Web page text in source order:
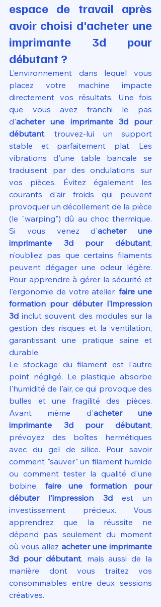
espace de travail après
avoir choisi d'acheter une
imprimante 3d pour
débutant ?
L'environnement dans lequel vous
placez votre machine impacte
directement vos résultats. Une fois
que vous avez franchi le pas
d'acheter une imprimante 3d pour
débutant, trouvez-lui un support
stable et parfaitement plat. Les
vibrations d'une table bancale se
traduisent par des ondulations sur
vos pièces. Évitez également les
courants d'air froids qui peuvent
provoquer un décollement de la pièce
(le "warping") dû au choc thermique.
Si vous venez d'acheter une
imprimante 3d pour débutant,
n'oubliez pas que certains filaments
peuvent dégager une odeur légère.
Pour apprendre à gérer la sécurité et
l'ergonomie de votre atelier, faire une
formation pour débuter l'impression
3d inclut souvent des modules sur la
gestion des risques et la ventilation,
garantissant une pratique saine et
durable.
Le stockage du filament est l'autre
point négligé. Le plastique absorbe
l'humidité de l'air, ce qui provoque des
bulles et une fragilité des pièces.
Avant même d'acheter une
imprimante 3d pour débutant,
prévoyez des boîtes hermétiques
avec du gel de silice. Pour savoir
comment "sauver" un filament humide
ou comment tester la qualité d'une
bobine, faire une formation pour
débuter l'impression 3d est un
investissement précieux. Vous
apprendrez que la réussite ne
dépend pas seulement du moment
où vous allez acheter une imprimante
3d pour débutant, mais aussi de la
manière dont vous traitez vos
consommables entre deux sessions
créatives.